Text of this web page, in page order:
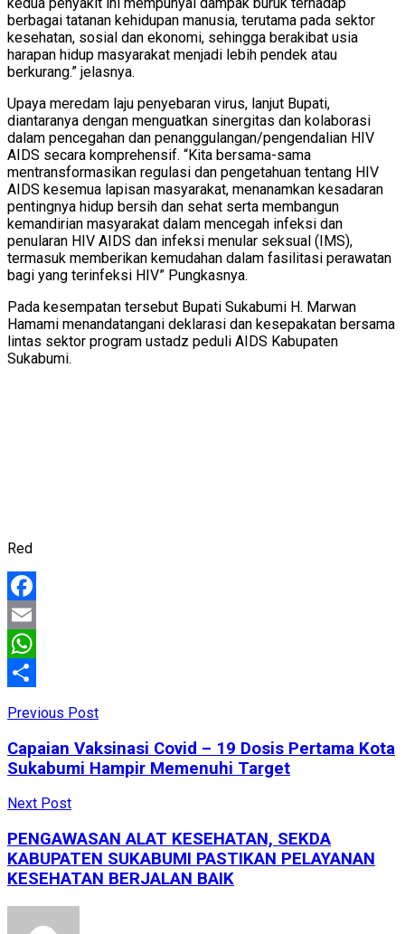
berbagai tatanan kehidupan manusia, terutama pada sektor
kesehatan, sosial dan ekonomi, sehingga berakibat usia
harapan hidup masyarakat menjadi lebih pendek atau
berkurang.” jelasnya.
Upaya meredam laju penyebaran virus, lanjut Bupati,
diantaranya dengan menguatkan sinergitas dan kolaborasi
dalam pencegahan dan penanggulangan/pengendalian HIV
AIDS secara komprehensif. “Kita bersama-sama
mentransformasikan regulasi dan pengetahuan tentang HIV
AIDS kesemua lapisan masyarakat, menanamkan kesadaran
pentingnya hidup bersih dan sehat serta membangun
kemandirian masyarakat dalam mencegah infeksi dan
penularan HIV AIDS dan infeksi menular seksual (IMS),
termasuk memberikan kemudahan dalam fasilitasi perawatan
bagi yang terinfeksi HIV” Pungkasnya.
Pada kesempatan tersebut Bupati Sukabumi H. Marwan
Hamami menandatangani deklarasi dan kesepakatan bersama
lintas sektor program ustadz peduli AIDS Kabupaten
Sukabumi.
Red
Facebook
Email
WhatsApp
Previous Post
Capaian Vaksinasi Covid – 19 Dosis Pertama Kota
Sukabumi Hampir Memenuhi Target
Next Post
PENGAWASAN ALAT KESEHATAN, SEKDA
KABUPATEN SUKABUMI PASTIKAN PELAYANAN
KESEHATAN BERJALAN BAIK